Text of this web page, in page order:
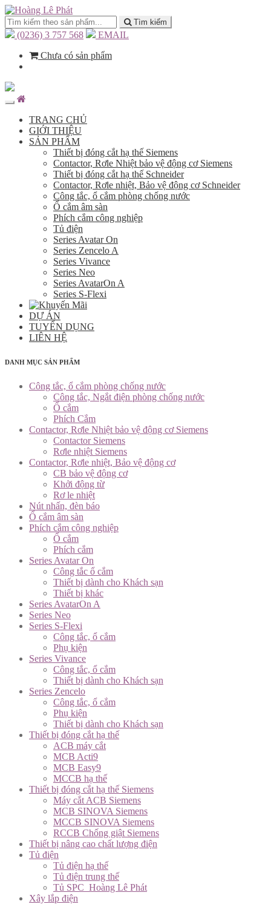
Tìm kiếm
(0236) 3 757 568
EMAIL
Chưa có sản phẩm
TRANG CHỦ
GIỚI THIỆU
SẢN PHẨM
Thiết bị đóng cắt hạ thế Siemens
Contactor, Rơle Nhiệt bảo vệ động cơ Siemens
Thiết bị đóng cắt hạ thế Schneider
Contactor, Rơle nhiệt, Bảo vệ động cơ Schneider
Công tắc, ổ cắm phòng chống nước
Ổ cắm âm sàn
Phích cắm công nghiệp
Tủ điện
Series Avatar On
Series Zencelo A
Series Vivance
Series Neo
Series AvatarOn A
Series S-Flexi
DỰ ÁN
TUYỂN DỤNG
LIÊN HỆ
DANH MỤC SẢN PHẨM
Công tắc, ổ cắm phòng chống nước
Công tắc, Ngắt điện phòng chống nước
Ổ cắm
Phích Cắm
Contactor, Rơle Nhiệt bảo vệ động cơ Siemens
Contactor Siemens
Rơle nhiệt Siemens
Contactor, Rơle nhiệt, Bảo vệ động cơ
CB bảo vệ động cơ
Khởi động từ
Rơ le nhiệt
Nút nhấn, đèn báo
Ổ cắm âm sàn
Phích cắm công nghiệp
Ổ cắm
Phích cắm
Series Avatar On
Công tắc ổ cắm
Thiết bị dành cho Khách sạn
Thiết bị khác
Series AvatarOn A
Series Neo
Series S-Flexi
Công tắc, ổ cắm
Phụ kiện
Series Vivance
Công tắc, ổ cắm
Thiết bị dành cho Khách sạn
Series Zencelo
Công tắc, ổ cắm
Phụ kiện
Thiết bị dành cho Khách sạn
Thiết bị đóng cắt hạ thế
ACB máy cắt
MCB Acti9
MCB Easy9
MCCB hạ thế
Thiết bị đóng cắt hạ thế Siemens
Máy cắt ACB Siemens
MCB SINOVA Siemens
MCCB SINOVA Siemens
RCCB Chống giật Siemens
Thiết bị nâng cao chất lượng điện
Tủ điện
Tủ điện hạ thế
Tủ điện trung thế
Tủ SPC_Hoàng Lê Phát
Xây lắp điện